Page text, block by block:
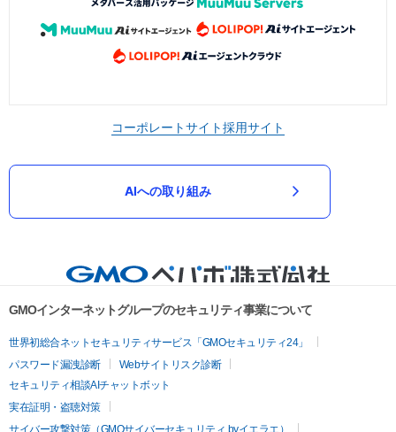
コーポレートサイト採用サイト
AIへの取り組み
GMOインターネットグループのセキュリティ事業について
世界初総合ネットセキュリティサービス「GMOセキュリティ24」
パスワード漏洩診断
Webサイトリスク診断
セキュリティ相談AIチャットボット
実在証明・盗聴対策
サイバー攻撃対策（GMOサイバーセキュリティ byイエラエ）